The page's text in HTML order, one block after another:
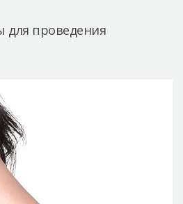
для проведения